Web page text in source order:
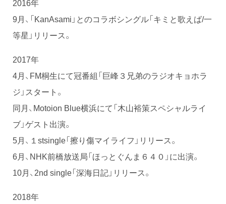
9月、「KanAsami」とのコラボシングル「キミと歌えば/一
等星」リリース。
2017年
4月、FM桐生にて冠番組「巨峰３兄弟のラジオキョホラ
ジ」スタート。
同月、Motoion Blue横浜にて「木山裕策スペシャルライ
ブ」ゲスト出演。
5月、１stsingle「擦り傷マイライフ」リリース。
6月、NHK前橋放送局「ほっとぐんま６４０」に出演。
10月、2nd single「深海日記」リリース。
2018年